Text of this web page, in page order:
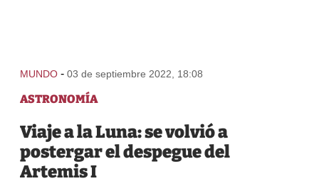
MUNDO - 03 de septiembre 2022, 18:08
ASTRONOMÍA
Viaje a la Luna: se volvió a
postergar el despegue del
Artemis I